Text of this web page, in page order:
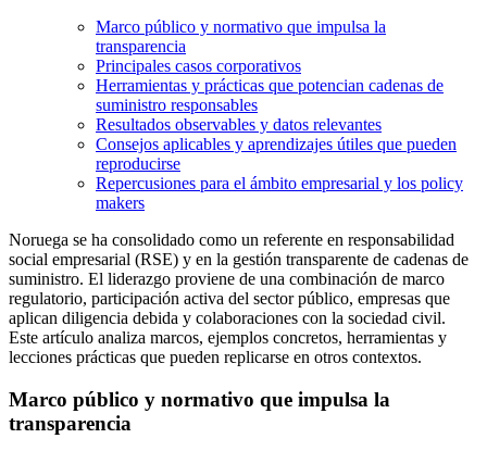
Marco público y normativo que impulsa la
transparencia
Principales casos corporativos
Herramientas y prácticas que potencian cadenas de
suministro responsables
Resultados observables y datos relevantes
Consejos aplicables y aprendizajes útiles que pueden
reproducirse
Repercusiones para el ámbito empresarial y los policy
makers
Noruega se ha consolidado como un referente en responsabilidad
social empresarial (RSE) y en la gestión transparente de cadenas de
suministro. El liderazgo proviene de una combinación de marco
regulatorio, participación activa del sector público, empresas que
aplican diligencia debida y colaboraciones con la sociedad civil.
Este artículo analiza marcos, ejemplos concretos, herramientas y
lecciones prácticas que pueden replicarse en otros contextos.
Marco público y normativo que impulsa la
transparencia